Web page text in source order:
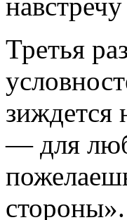
Третья
— для
стороны».